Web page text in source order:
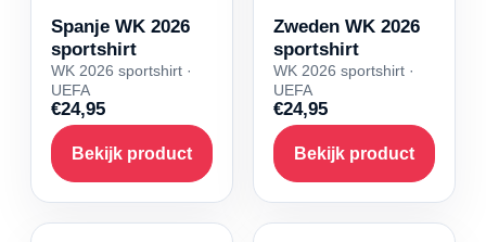
Spanje WK 2026
sportshirt
WK 2026 sportshirt ·
UEFA
€24,95
Bekijk product
Zweden WK 2026
sportshirt
WK 2026 sportshirt ·
UEFA
€24,95
Bekijk product